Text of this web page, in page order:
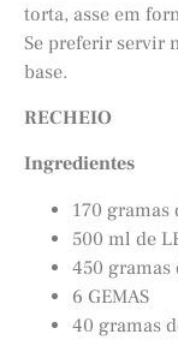
torta, asse em
Se preferir servir
base.
RECHEIO
Ingredientes
170 gramas
500 ml de
450 gramas
6 GEMAS
40 gramas